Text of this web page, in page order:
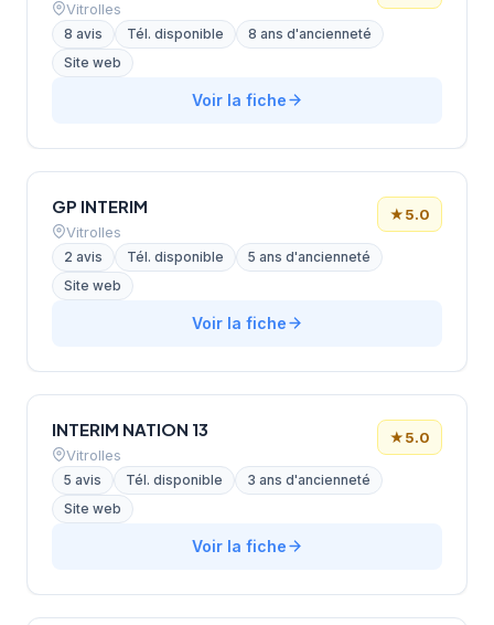
Vitrolles
8 avis Tél. disponible
8 ans d'ancienneté
Site web
Voir la fiche
GP INTERIM
Vitrolles
★5.0
2 avis Tél. disponible
5 ans d'ancienneté
Site web
Voir la fiche
INTERIM NATION 13
Vitrolles
★5.0
5 avis Tél. disponible
3 ans d'ancienneté
Site web
Voir la fiche